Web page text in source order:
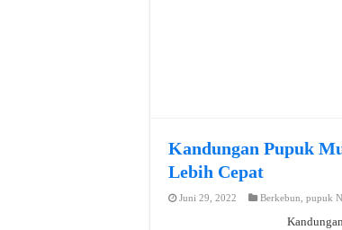
Kandungan Pupuk
Lebih Cepat
Juni 29, 2022 Berkebun pupuk